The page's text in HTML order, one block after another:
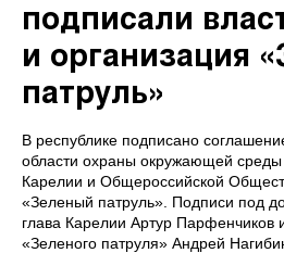
подписали
и организация
патруль»
В республике подписано
области охраны окружающей
Карелии и Общероссийской
«Зеленый патруль». Подписи под
глава Карелии Артур Парфенчиков
«Зеленого патруля» Андрей